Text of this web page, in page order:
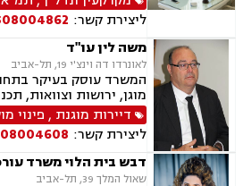
ליטיגציה, גישור
משפט אזרחי , סדר דין
דירה, ערבויות ושטרות ,
עבודה, תביעות יצוגיות,
גירושין, גישור
ליצירת קשר:
משה לין עו"ד
לאונרדו דה וינצ'י 19, תל-אביב
המשרד עוסק בעיקר
מוגן, ירושות וצוואות,
בנייה, מושבים
הסביבה, אפוטרופסות,
צווי הריסה, רישוי
כוח מתמשך, תביעות
דיירות מוגנת , פינוי
ליצירת קשר:
דבש בית הלוי משרד
שאול המלך 39, תל-אביב